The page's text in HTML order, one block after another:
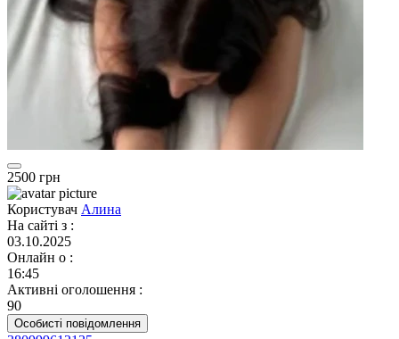
2500 грн
Користувач Алина
На сайті з :
03.10.2025
Онлайн о :
16:45
Активні оголошення :
90
Особисті повідомлення